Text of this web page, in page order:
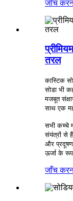
जाँच
तरल
कास्टिक
सोडा भी
मजबूत
साथ एक
सभी कच्चे
संयंत्रों से
और
ऊर्जा के
जाँच